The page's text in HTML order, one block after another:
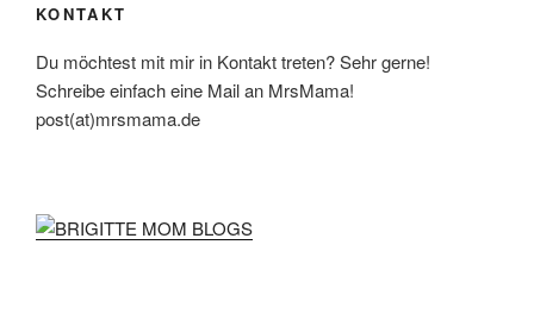
KONTAKT
Du möchtest mit mir in Kontakt treten? Sehr gerne!
Schreibe einfach eine Mail an MrsMama!
post(at)mrsmama.de